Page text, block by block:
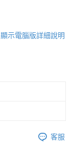
顯示電腦版詳細說明
客服